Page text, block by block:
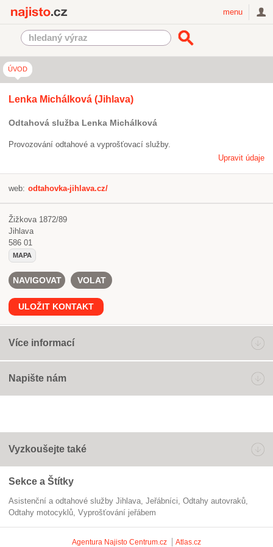
menu
ÚVOD
Lenka Michálková (Jihlava)
Odtahová služba Lenka Michálková
Provozování odtahové a vyprošťovací služby.
Upravit údaje
web: odtahovka-jihlava.cz/
Žižkova 1872/89
Jihlava
586 01
MAPA
NAVIGOVAT VOLAT
ULOŽIT KONTAKT
Více informací
Napište nám
Vyzkoušejte také
Sekce a Štítky
Asistenční a odtahové služby Jihlava jeřábníci
odtahy autovraků
odtahy motocyklů
vyprošťování jeřábem
Agentura Najisto Centrum.cz Atlas.cz